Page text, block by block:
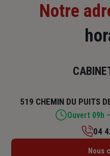
Notre
519 CHEMIN DU PUITS
Lundi : 14h
04
Nous